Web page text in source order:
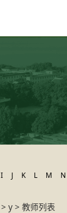
I J K L M N
> y > 教师列表